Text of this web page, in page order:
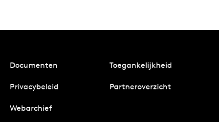
Documenten Toegankelijkheid
Privacybeleid Partneroverzicht
Webarchief